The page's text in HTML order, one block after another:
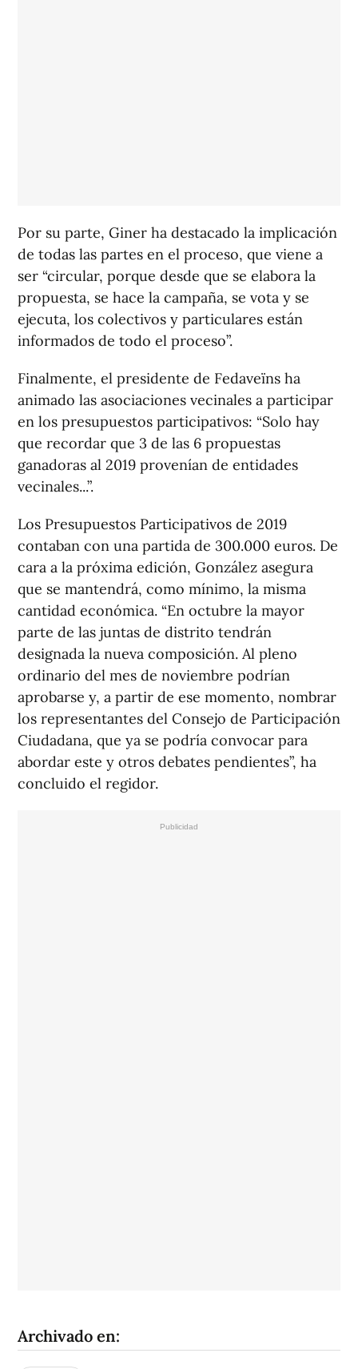
Por su parte, Giner ha destacado la implicación
de todas las partes en el proceso, que viene a
ser “circular, porque desde que se elabora la
propuesta, se hace la campaña, se vota y se
ejecuta, los colectivos y particulares están
informados de todo el proceso”.
Finalmente, el presidente de Fedaveïns ha
animado las asociaciones vecinales a participar
en los presupuestos participativos: “Solo hay
que recordar que 3 de las 6 propuestas
ganadoras al 2019 provenían de entidades
vecinales...”.
Los Presupuestos Participativos de 2019
contaban con una partida de 300.000 euros. De
cara a la próxima edición, González asegura
que se mantendrá, como mínimo, la misma
cantidad económica. “En octubre la mayor
parte de las juntas de distrito tendrán
designada la nueva composición. Al pleno
ordinario del mes de noviembre podrían
aprobarse y, a partir de ese momento, nombrar
los representantes del Consejo de Participación
Ciudadana, que ya se podría convocar para
abordar este y otros debates pendientes”, ha
concluido el regidor.
Archivado en: